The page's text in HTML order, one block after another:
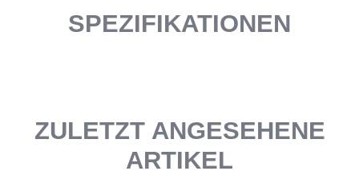
SPEZIFIKATIONEN
ZULETZT ANGESEHENE
ARTIKEL